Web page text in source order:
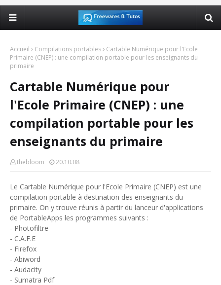
Accueil Compilations portables
Cartable Numérique pour l'Ecole
Primaire (CNEP) : une compilation portable pour les enseignants du
primaire
Cartable Numérique pour
l'Ecole Primaire (CNEP) : une
compilation portable pour les
enseignants du primaire
thebloom 20.10.08
Le Cartable Numérique pour l'Ecole Primaire (CNEP) est une
compilation portable à destination des enseignants du
primaire. On y trouve réunis à partir du lanceur d'applications
de PortableApps les programmes suivants :
- Photofiltre
- C.A.F.E
- Firefox
- Abiword
- Audacity
- Sumatra Pdf